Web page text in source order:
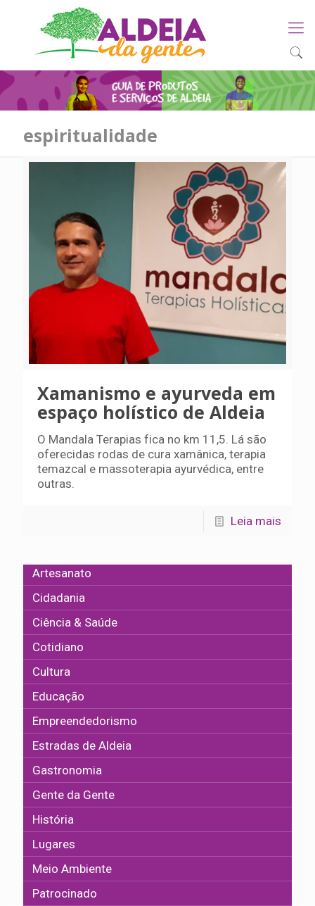
espiritualidade
Xamanismo e ayurveda em
espaço holístico de Aldeia
O Mandala Terapias fica no km 11,5. Lá são
oferecidas rodas de cura xamânica, terapia
temazcal e massoterapia ayurvédica, entre
outras.
Leia mais
Artesanato
Cidadania
Ciência & Saúde
Cotidiano
Cultura
Educação
Empreendedorismo
Estradas de Aldeia
Gastronomia
Gente da Gente
História
Lugares
Meio Ambiente
Patrocinado